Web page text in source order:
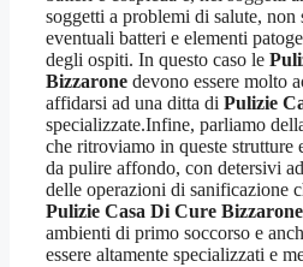
soggetti a problemi di salute, non
eventuali batteri e elementi
degli ospiti. In questo caso le
Bizzarone devono essere molto
affidarsi ad una ditta di Pulizie
specializzate.Infine, parliamo
che ritroviamo in queste strutture
da pulire affondo, con detersivi
delle operazioni di sanificazione
Pulizie Casa Di Cure Bizzarone
ambienti di primo soccorso e
essere altamente specializzati e